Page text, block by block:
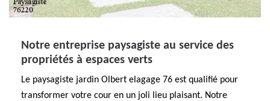
Notre entreprise paysagiste au service des
propriétés à espaces verts
Le paysagiste jardin Olbert elagage 76 est qualifié pour
transformer votre cour en un joli lieu plaisant. Notre